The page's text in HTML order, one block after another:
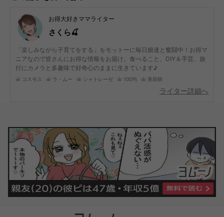
お得大好きママライター
さくら🍒
「楽しみながら子育てをする」をモットーに毎日娘達と奮闘中！お得マ
ニアなので皆さんにお得な情報をお届け。食べること、DIY＆手芸、旅
行にカメラと多趣味で好奇心のままに生きています♪
コスモス ラ・ムー シャトレーゼ 100均 美容師
ライター詳細へ